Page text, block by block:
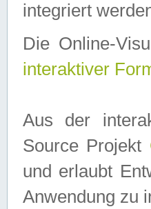
integriert
Die Online-
interaktiver
Aus der
Source Projekt
und erlaubt
Anwendung zu